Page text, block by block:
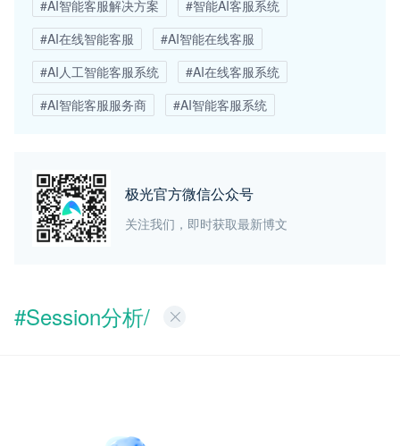
#Session分析/
#AI智能客服解决方案
#智能AI客服系统
#AI在线智能客服
#AI智能在线客服
#AI人工智能客服系统
#AI在线客服系统
#AI智能客服服务商
#AI智能客服系统
极光官方微信公众号
关注我们，即时获取最新博文